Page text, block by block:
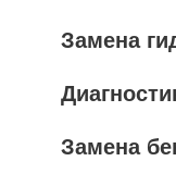
Замена
Замена